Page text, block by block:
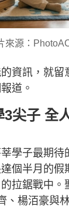
來源：PhotoAC
資訊，就留
道。
尖子 全
學子最期待
個半月的假
的拉鋸戰中
楊洦豪與